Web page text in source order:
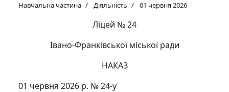
Навчальна частина Діяльність 01 червня 2026
Ліцей № 24
Івано-Франківської міської ради
НАКАЗ
01 червня 2026 р. № 24-у